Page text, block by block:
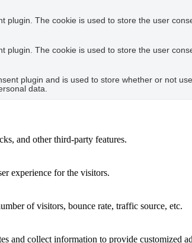
plugin. The cookie is used to store the user
plugin. The cookie is used to store the user
plugin and is used to store whether or not
data.
and other third-party features.
experience for the visitors.
of visitors, bounce rate, traffic source, etc.
and collect information to provide customized